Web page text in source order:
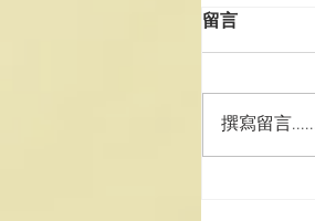
2025年
留言
撰寫留言